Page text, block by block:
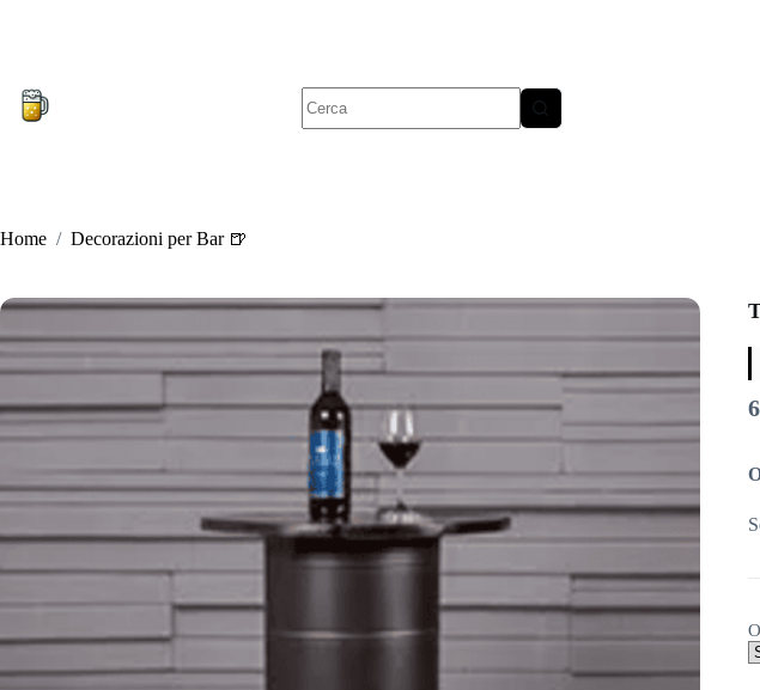
risultato
Home / Decorazioni per Bar 🍺